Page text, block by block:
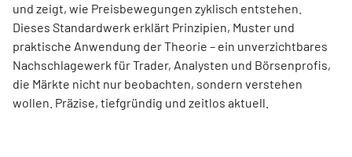
und zeigt, wie Preisbewegungen zyklisch entstehen.
Dieses Standardwerk erklärt Prinzipien, Muster und
praktische Anwendung der Theorie – ein unverzichtbares
Nachschlagewerk für Trader, Analysten und Börsenprofis,
die Märkte nicht nur beobachten, sondern verstehen
wollen. Präzise, tiefgründig und zeitlos aktuell.